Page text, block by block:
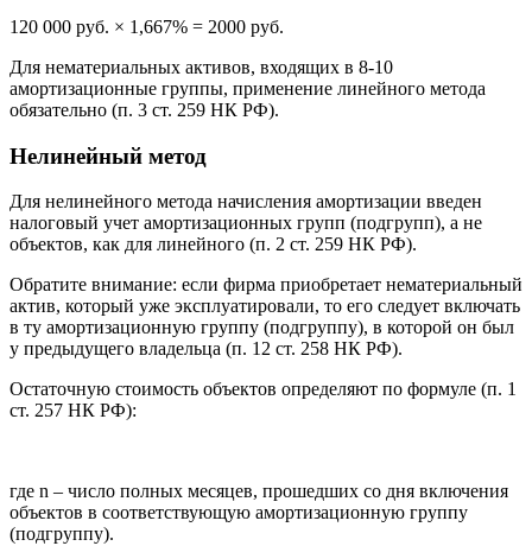
120 000 руб. × 1,667% = 2000 руб.
Для нематериальных активов, входящих в 8-10
амортизационные группы, применение линейного метода
обязательно (п. 3 ст. 259 НК РФ).
Нелинейный метод
Для нелинейного метода начисления амортизации введен
налоговый учет амортизационных групп (подгрупп), а не
объектов, как для линейного (п. 2 ст. 259 НК РФ).
Обратите внимание: если фирма приобретает нематериальный
актив, который уже эксплуатировали, то его следует включать
в ту амортизационную группу (подгруппу), в которой он был
у предыдущего владельца (п. 12 ст. 258 НК РФ).
Остаточную стоимость объектов определяют по формуле (п. 1
ст. 257 НК РФ):
где n – число полных месяцев, прошедших со дня включения
объектов в соответствующую амортизационную группу
(подгруппу).